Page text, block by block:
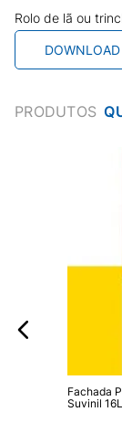
Rolo de lã ou
PRODUTOS
Fachada
Suvinil 16L